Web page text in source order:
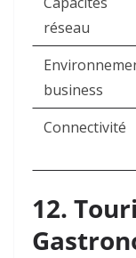
réseau
business
Connectivité
12.